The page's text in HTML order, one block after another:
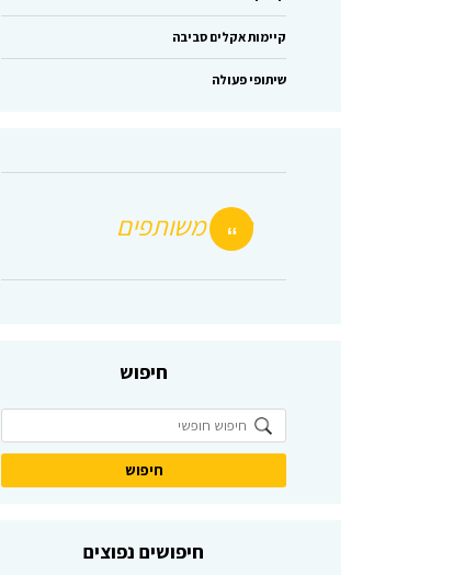
קיימות אקלים סביבה
שיתופי פעולה
חיפוש
חיפושים נפוצים